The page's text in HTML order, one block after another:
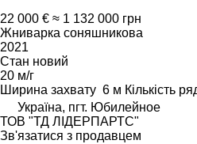
22 000 € ≈ 1 132 000 грн
Жниварка соняшникова
2021
Стан новий
20 м/г
Ширина захвату 6 м Кількість
Україна, пгт. Юбилейное
ТОВ "ТД ЛІДЕРПАРТС"
Зв'язатися з продавцем